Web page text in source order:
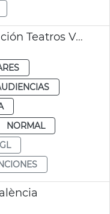
Subvenciones programación Teatros València
NORMAL